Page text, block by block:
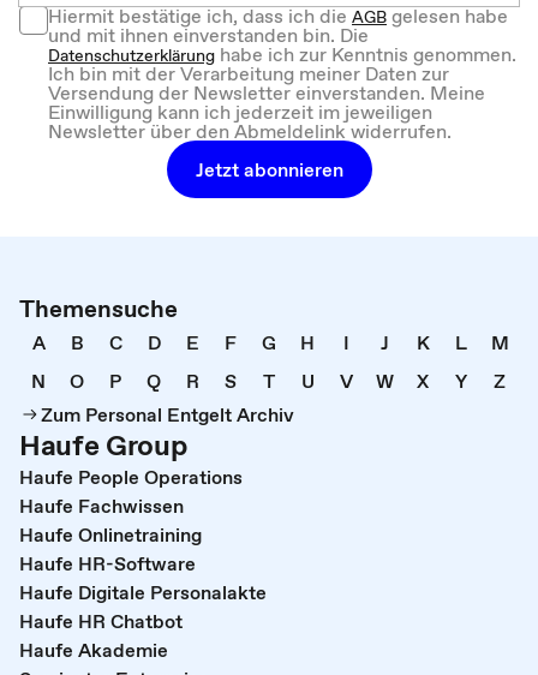
Hiermit bestätige ich, dass ich dieAGBgelesen habe
und mit ihnen einverstanden bin. Die
Datenschutzerklärung habe ich zur Kenntnis genommen.
Ich bin mit der Verarbeitung meiner Daten zur
Versendung der Newsletter einverstanden. Meine
Einwilligung kann ich jederzeit im jeweiligen
Newsletter über den Abmeldelink widerrufen.
Jetzt abonnieren
Themensuche
A B C D E F G H I J K L
M
N
O P Q R S T U V W X Y
Z
Zum Personal Entgelt Archiv
Haufe Group
Haufe People Operations
Haufe Fachwissen
Haufe Onlinetraining
Haufe HR-Software
Haufe Digitale Personalakte
Haufe HR Chatbot
Haufe Akademie